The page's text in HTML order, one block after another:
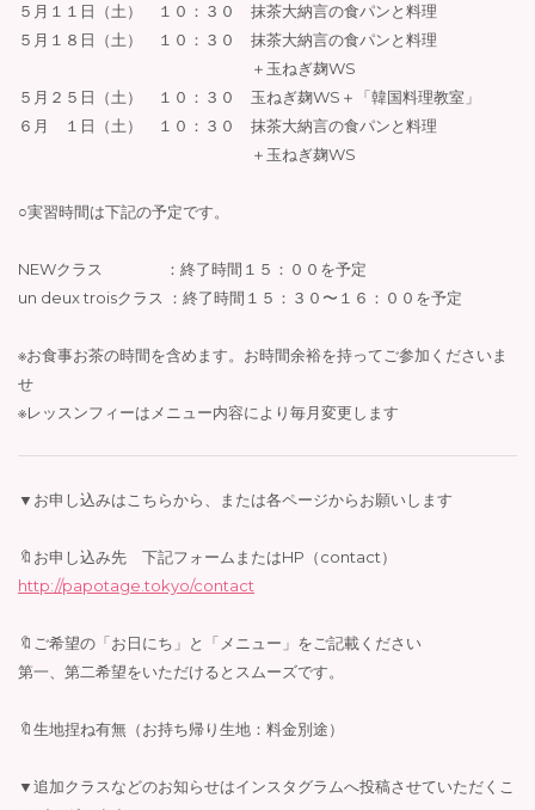
５月１１日（土） １０：３０ 抹茶大納言の食パンと料理
５月１８日（土） １０：３０ 抹茶大納言の食パンと料理
＋玉ねぎ麹WS
５月２５日（土） １０：３０ 玉ねぎ麹WS＋「韓国料理教室」
６月 １日（土） １０：３０ 抹茶大納言の食パンと料理
＋玉ねぎ麹WS
○実習時間は下記の予定です。
NEWクラス ：終了時間１５：００を予定
un deux troisクラス ：終了時間１５：３０〜１６：００を予定
※お食事お茶の時間を含めます。お時間余裕を持ってご参加くださいま
せ
※レッスンフィーはメニュー内容により毎月変更します
▼お申し込みはこちらから、または各ページからお願いします
🔖お申し込み先 下記フォームまたはHP（contact）
http://papotage.tokyo/contact
🔖ご希望の「お日にち」と「メニュー」をご記載ください
第一、第二希望をいただけるとスムーズです。
🔖生地捏ね有無（お持ち帰り生地：料金別途）
▼追加クラスなどのお知らせはインスタグラムへ投稿させていただくこ